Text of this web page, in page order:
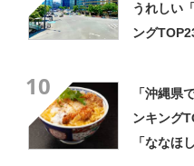
うれしい
ング
10
「沖縄県
ンキング
「ななほ